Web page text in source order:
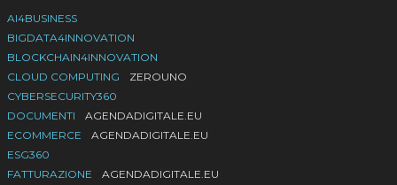
AI4BUSINESS
BIGDATA4INNOVATION
BLOCKCHAIN4INNOVATION
CLOUD COMPUTING
ZEROUNO
CYBERSECURITY360
DOCUMENTI
AGENDADIGITALE.EU
ECOMMERCE
AGENDADIGITALE.EU
ESG360
FATTURAZIONE
AGENDADIGITALE.EU